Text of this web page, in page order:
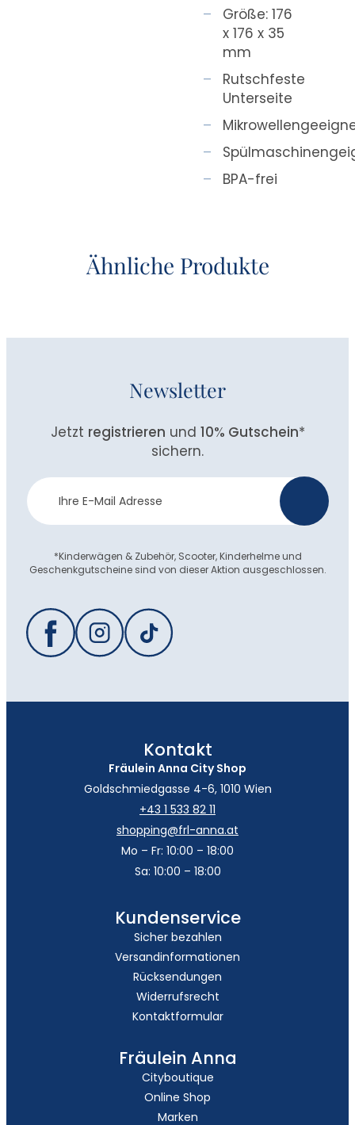
Größe: 176
x 176 x 35
mm
Rutschfeste
Unterseite
BPA-frei
Ähnliche Produkte
Newsletter
Jetzt registrieren und 10% Gutschein*
sichern.
Newsletter
Anmeldung
*Kinderwägen & Zubehör, Scooter, Kinderhelme und
Geschenkgutscheine sind von dieser Aktion ausgeschlossen.
Kontakt
Fräulein Anna City Shop
Goldschmiedgasse 4-6, 1010 Wien
+43 1 533 82 11
shopping@frl-anna.at
Mo – Fr: 10:00 – 18:00
Sa: 10:00 – 18:00
Kundenservice
Sicher bezahlen
Versandinformationen
Rücksendungen
Widerrufsrecht
Kontaktformular
Fräulein Anna
Cityboutique
Online Shop
Marken